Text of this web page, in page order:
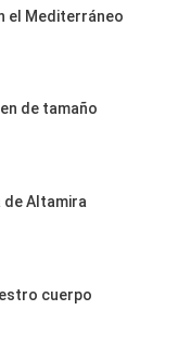
el Mediterráneo
de tamaño
de Altamira
cuerpo